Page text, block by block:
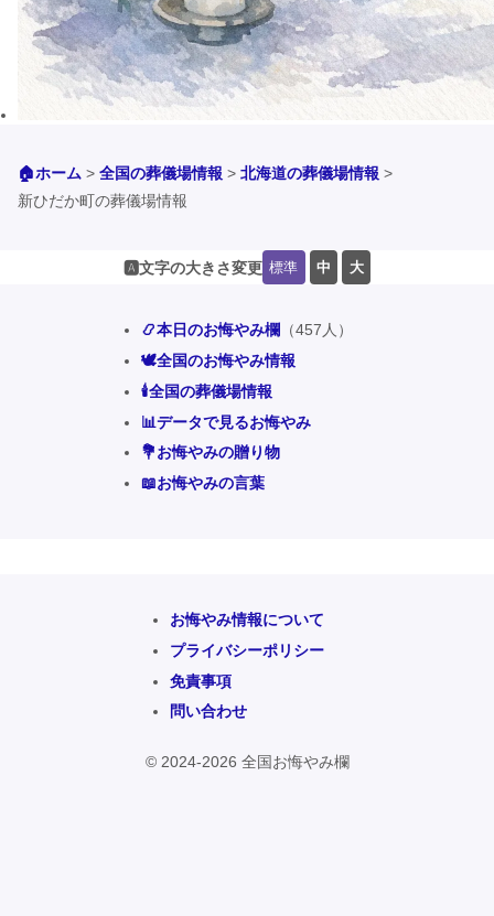
🏠ホーム > 全国の葬儀場情報 > 北海道の葬儀場情報 >
新ひだか町の葬儀場情報
🅰️文字の大きさ変更 標準 中 大
📿本日のお悔やみ欄 （457人）
🕊️全国のお悔やみ情報
🕯️全国の葬儀場情報
📊データで見るお悔やみ
💐お悔やみの贈り物
📖お悔やみの言葉
お悔やみ情報について
プライバシーポリシー
免責事項
問い合わせ
© 2024-2026 全国お悔やみ欄